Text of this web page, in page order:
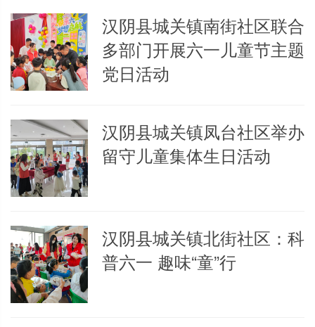
汉阴县城关镇南街社区联合
多部门开展六一儿童节主题
党日活动
汉阴县城关镇凤台社区举办
留守儿童集体生日活动
汉阴县城关镇北街社区：科
普六一 趣味“童”行